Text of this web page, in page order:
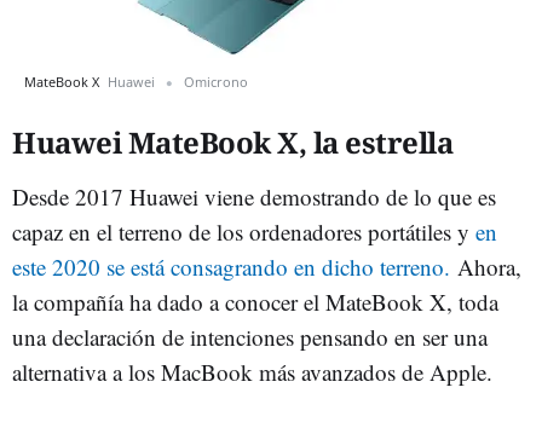
MateBook X Huawei Omicrono
Huawei MateBook X, la estrella
Desde 2017 Huawei viene demostrando de lo que es
capaz en el terreno de los ordenadores portátiles y en
este 2020 se está consagrando en dicho terreno. Ahora,
la compañía ha dado a conocer el MateBook X, toda
una declaración de intenciones pensando en ser una
alternativa a los MacBook más avanzados de Apple.